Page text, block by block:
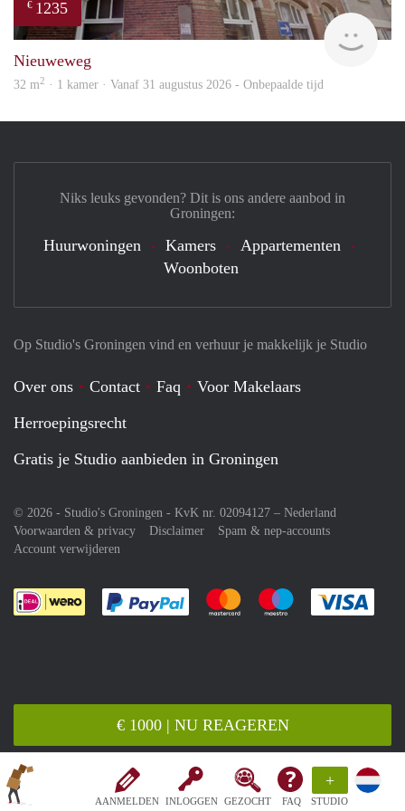
AANMELDEN INLOGGEN GEZOCHT FAQ
+
STUDIO
€ 1000 | NU REAGEREN
€ 1235
Nieuweweg
32 m2 · 1 kamer · Vanaf 31 augustus 2026 - Onbepaalde tijd
Op Studio's Groningen vind en verhuur je makkelijk je Studio
Over ons Contact Faq
Voor Makelaars
Herroepingsrecht
Gratis je Studio aanbieden in Groningen
© 2026 - Studio's Groningen - KvK nr. 02094127 – Nederland
Voorwaarden & privacy
Disclaimer
Spam & nep-accounts
Account verwijderen
Je rekent gemakkelijk af met Paypal
Je rekent gemakkelijk af met
Je rekent
Niks leuks gevonden? Dit is ons andere aanbod in
Groningen:
Huurwoningen Kamers
Appartementen
Woonboten